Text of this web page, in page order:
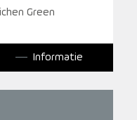
Green
Informatie